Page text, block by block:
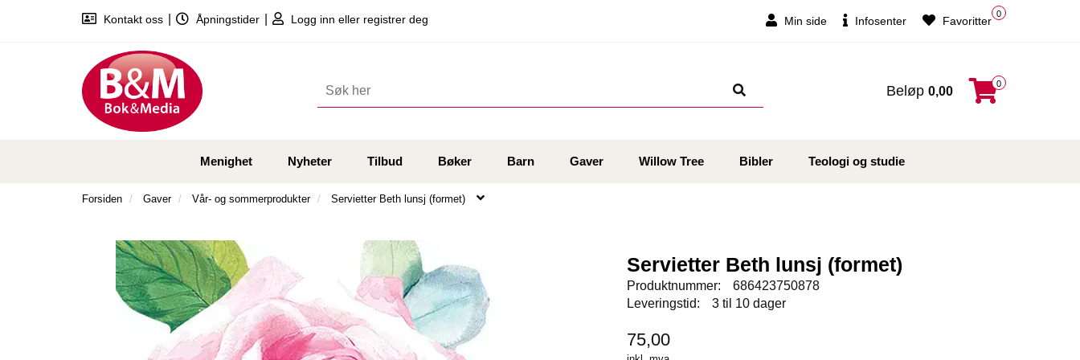
Kontakt oss Åpningstider Logg inn eller registrer deg Min side Infosenter
0
Favoritter
Beløp 0,00
0
Menighet Nyheter Tilbud Bøker Barn Gaver Willow Tree Bibler Teologi og studie
Forsiden Gaver Vår- og sommerprodukter Servietter Beth lunsj (formet)
Servietter Beth lunsj (formet)
Produktnummer:
686423750878
Leveringstid:
3 til 10 dager
75,00